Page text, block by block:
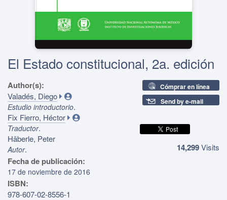
El Estado constitucional, 2a. edición
Author(s):
Valadés, Diego
Estudio introductorio.
Fix Fierro, Héctor
Traductor.
Häberle, Peter
Autor.
Fecha de publicación:
17 de noviembre de 2016
ISBN:
978-607-02-8556-1
Cómprar en línea
Send by e-mail
14,299Visits